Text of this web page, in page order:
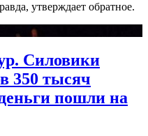
утверждает обратное.
Силовики
350 тысяч
пошли на